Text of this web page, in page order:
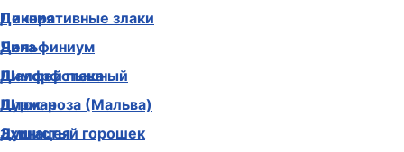
Декоративные злаки
Дельфиниум
Диморфотека
Дурман
Душистый горошек
Цинния
Чина
Шалфей пышный
Шток-роза (Мальва)
Эхинацея